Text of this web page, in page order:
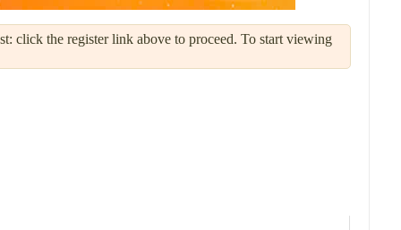
click the register link above to proceed. To start viewing